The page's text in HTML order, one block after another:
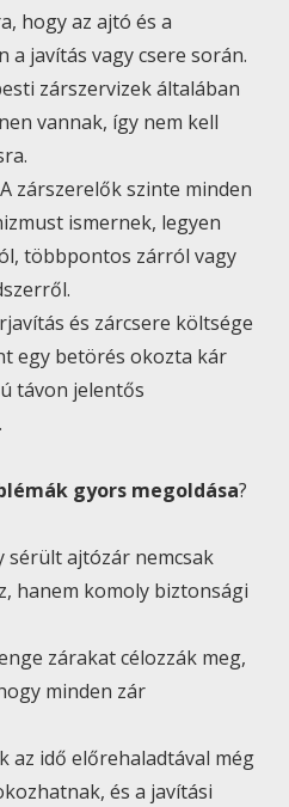
hogy az ajtó és a
a javítás vagy csere során.
zárszervizek általában
vannak, így nem kell
zárszerelők szinte minden
ismernek, legyen
többpontos zárról vagy
és zárcsere költsége
egy betörés okozta kár
távon jelentős
gyors megoldása?
sérült ajtózár nemcsak
hanem komoly biztonsági
zárakat célozzák meg,
minden zár
az idő előrehaladtával még
és a javítási